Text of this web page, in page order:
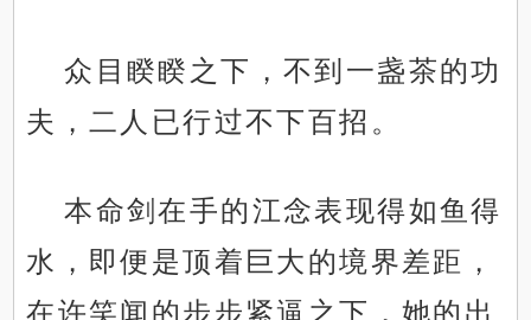
众目睽睽之下，不到一盏茶的功
夫，二人已行过不下百招。
本命剑在手的江念表现得如鱼得
水，即便是顶着巨大的境界差距，
在许笑闻的步步紧逼之下，她的出